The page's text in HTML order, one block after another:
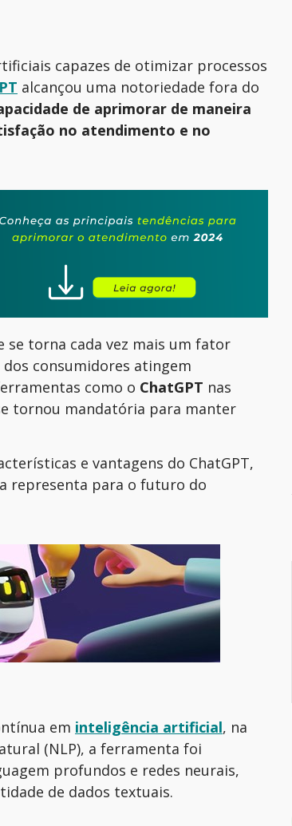
capazes de otimizar processos
alcançou uma notoriedade fora do
de aprimorar de maneira
no atendimento e no
se torna cada vez mais um fator
consumidores atingem
como o ChatGPT nas
tornou mandatória para manter
e vantagens do ChatGPT,
representa para o futuro do
em inteligência artificial, na
(NLP), a ferramenta foi
profundos e redes neurais,
de dados textuais.